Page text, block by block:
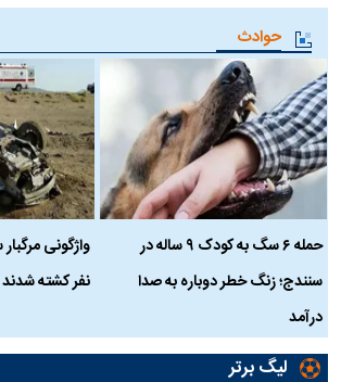
حوادث
حمله ۶ سگ به کودک ۹ ساله در
سنندج؛ زنگ خطر دوباره به صدا
درآمد
نفر کشته شدند
لیگ برتر